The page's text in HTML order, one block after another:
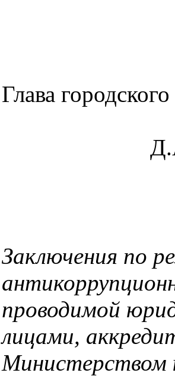
Глава
Д.А.
Заключения по
проводимой
лицами,
Министерством